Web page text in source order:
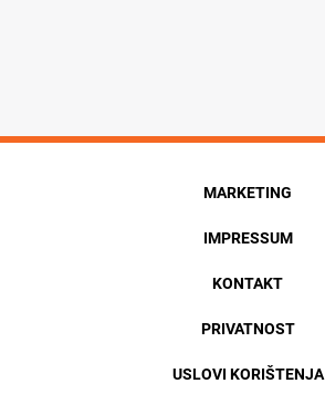
MARKETING
IMPRESSUM
KONTAKT
PRIVATNOST
USLOVI KORIŠTENJA